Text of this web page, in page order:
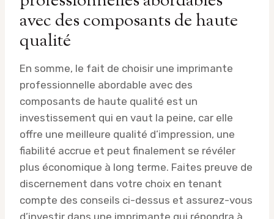
avec des composants de haute
qualité
En somme, le fait de choisir une imprimante
professionnelle abordable avec des
composants de haute qualité est un
investissement qui en vaut la peine, car elle
offre une meilleure qualité d’impression, une
fiabilité accrue et peut finalement se révéler
plus économique à long terme. Faites preuve de
discernement dans votre choix en tenant
compte des conseils ci-dessus et assurez-vous
d’investir dans une imprimante qui répondra à